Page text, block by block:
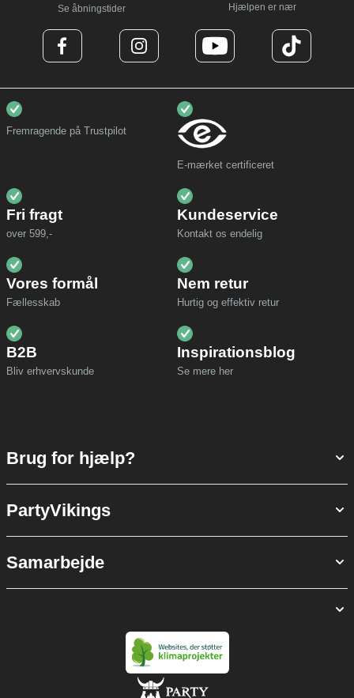
Se åbningstider Hjælpen er nær
Fremragende på Trustpilot
E-mærket certificeret
Fri fragt
over 599,-
Kundeservice
Kontakt os endelig
Vores formål
Fællesskab
Nem retur
Hurtig og effektiv retur
B2B
Bliv erhvervskunde
Inspirationsblog
Se mere her
Brug for hjælp?
PartyVikings
Samarbejde